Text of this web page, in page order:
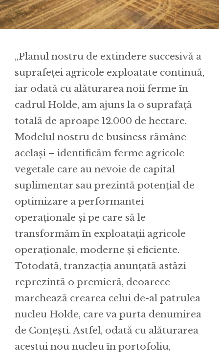
„Planul nostru de extindere succesivă a
suprafeței agricole exploatate continuă,
iar odată cu alăturarea noii ferme în
cadrul Holde, am ajuns la o suprafață
totală de aproape 12.000 de hectare.
Modelul nostru de business rămâne
același – identificăm ferme agricole
vegetale care au nevoie de capital
suplimentar sau prezintă potențial de
optimizare a performantei
operaționale și pe care să le
transformăm în exploatații agricole
operaționale, moderne și eficiente.
Totodată, tranzacția anunțată astăzi
reprezintă o premieră, deoarece
marchează crearea celui de-al patrulea
nucleu Holde, care va purta denumirea
de Conțești. Astfel, odată cu alăturarea
acestui nou nucleu în portofoliu,